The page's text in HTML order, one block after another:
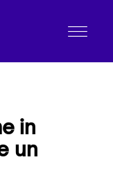
in
un